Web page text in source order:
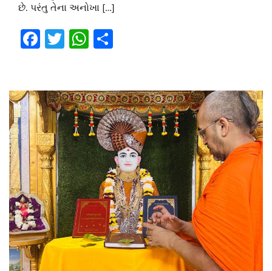
છે. પરંતુ તેના અનોખા […]
Facebook
TwitterWhatsApp